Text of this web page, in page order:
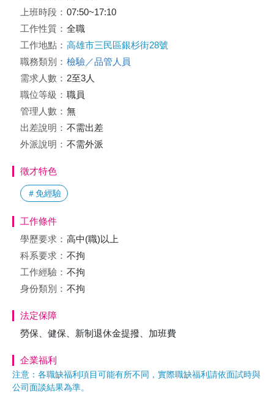
上班時段： 07:50~17:10
工作性質： 全職
工作地點： 高雄市三民區銀杉街28號
職務類別： 檢驗／品管人員
需求人數： 2至3人
職位等級： 職員
管理人數： 無
出差說明： 不需出差
外派說明： 不需外派
徵才特色
＃免經驗
工作條件
學歷要求： 高中(職)以上
科系要求： 不拘
工作經驗： 不拘
身份類別： 不拘
法定保障
勞保、健保、新制退休金提撥、加班費
企業福利
注意：各職缺福利項目可能有所不同，實際職缺福利請依面試時與
公司面談結果為準。